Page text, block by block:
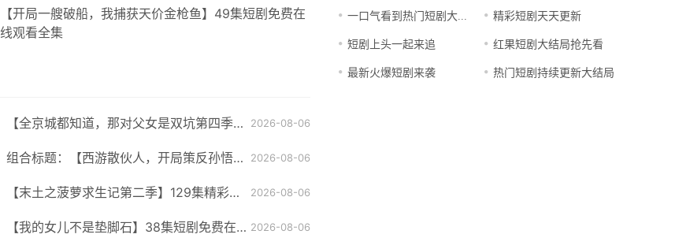
【开局一艘破船，我捕获天价金枪鱼】49集短剧免费在
线观看全集
2026-08-06
【全京城都知道，那对父女是双坑第四季】15集短剧免费在线观看不停
2026-08-06
组合标题：【西游散伙人，开局策反孙悟空第二季】89集短剧免费看全集无广告
2026-08-06
【末土之菠萝求生记第二季】129集精彩短剧全集在线观看
2026-08-06
【我的女儿不是垫脚石】38集短剧免费在线观看无卡顿
精彩短剧天天更新
短剧上头一起来追 红果短剧大结局抢先看
最新火爆短剧来袭 热门短剧持续更新大结局